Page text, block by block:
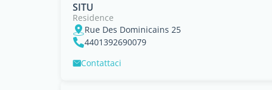
SITU
Residence
Rue Des Dominicains 25
4401392690079
Contattaci